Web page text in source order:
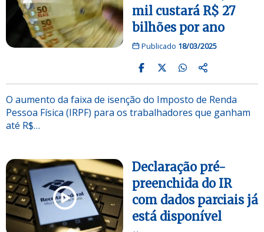
mil custará R$ 27
bilhões por ano
Publicado 18/03/2025
O aumento da faixa de isenção do Imposto de Renda
Pessoa Física (IRPF) para os trabalhadores que ganham
até R$…
Declaração pré-
preenchida do IR
com dados parciais já
está disponível